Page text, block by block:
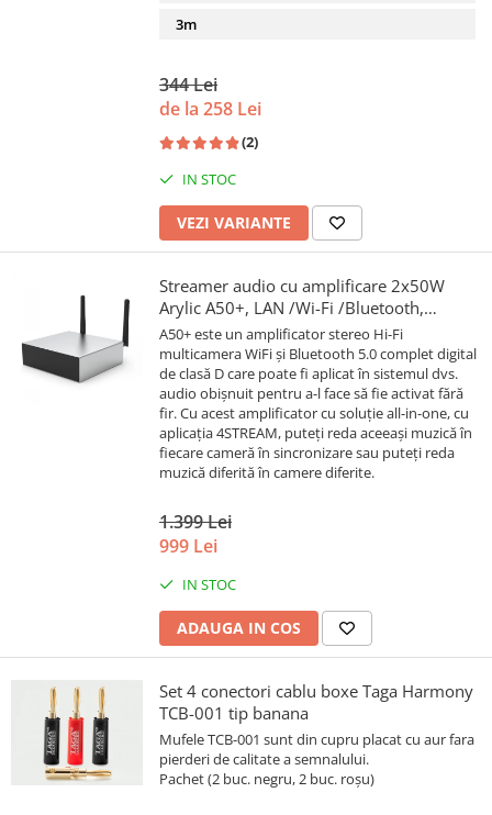
3m
344 Lei
de la 258 Lei
(2)
IN STOC
VEZI VARIANTE
Streamer audio cu amplificare 2x50W
Arylic A50+, LAN /Wi-Fi /Bluetooth,
24bit/192kHz, Multiroom
A50+ este un amplificator stereo Hi-Fi
multicamera WiFi și Bluetooth 5.0 complet digital
de clasă D care poate fi aplicat în sistemul dvs.
audio obișnuit pentru a-l face să fie activat fără
fir. Cu acest amplificator cu soluție all-in-one, cu
aplicația 4STREAM, puteți reda aceeași muzică în
fiecare cameră în sincronizare sau puteți reda
muzică diferită în camere diferite.
1.399 Lei
999 Lei
IN STOC
ADAUGA IN COS
Set 4 conectori cablu boxe Taga Harmony
TCB-001 tip banana
Mufele TCB-001 sunt din cupru placat cu aur fara
pierderi de calitate a semnalului.
Pachet (2 buc. negru, 2 buc. roșu)